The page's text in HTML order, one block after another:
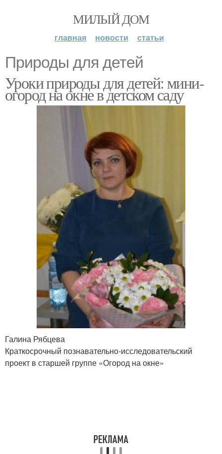
МИЛЫЙ ДОМ
главная новости статьи
Природы для детей
Уроки природы для детей: мини-
огород на окне в детском саду
Галина Рябцева
Краткосрочный познавательно-исследовательский
проект в старшей группе «Огород на окне»